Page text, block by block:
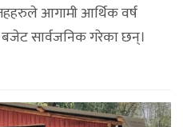
आगामी आर्थिक वर्ष
सार्वजनिक गरेका छन्।
जनप्रतिनिधीले ल्याएको